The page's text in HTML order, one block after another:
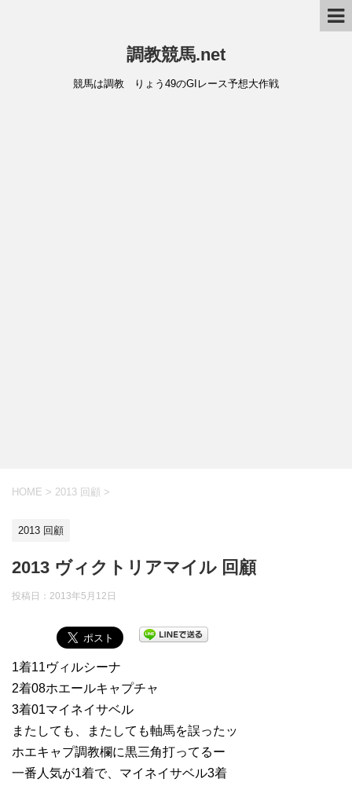
調教競馬.net
競馬は調教 りょう49のGIレース予想大作戦
HOME > 2013 回顧 >
2013 回顧
2013 ヴィクトリアマイル 回顧
投稿日： 2013年5月12日
1着11ヴィルシーナ
2着08ホエールキャプチャ
3着01マイネイサベル
またしても、またしても軸馬を誤ったッ
ホエキャプ調教欄に黒三角打ってるー
一番人気が1着で、マイネイサベル3着